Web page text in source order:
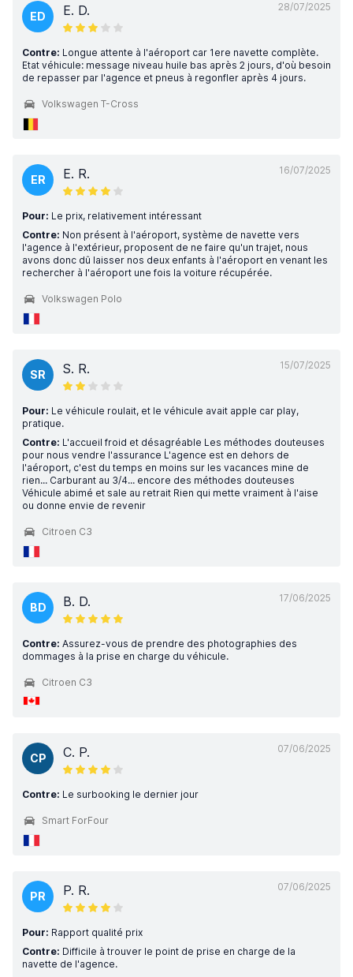
28/07/2025
ED E. D.
Contre: Longue attente à l'aéroport car 1ere navette complète.
Etat véhicule: message niveau huile bas après 2 jours, d'où besoin
de repasser par l'agence et pneus à regonfler après 4 jours.
Volkswagen T-Cross
16/07/2025
ER E. R.
Pour: Le prix, relativement intéressant
Contre: Non présent à l'aéroport, système de navette vers
l'agence à l'extérieur, proposent de ne faire qu'un trajet, nous
avons donc dû laisser nos deux enfants à l'aéroport en venant les
rechercher à l'aéroport une fois la voiture récupérée.
Volkswagen Polo
15/07/2025
SR S. R.
Pour: Le véhicule roulait, et le véhicule avait apple car play,
pratique.
Contre: L'accueil froid et désagréable Les méthodes douteuses
pour nous vendre l'assurance L'agence est en dehors de
l'aéroport, c'est du temps en moins sur les vacances mine de
rien... Carburant au 3/4... encore des méthodes douteuses
Véhicule abimé et sale au retrait Rien qui mette vraiment à l'aise
ou donne envie de revenir
Citroen C3
17/06/2025
BD B. D.
Contre: Assurez-vous de prendre des photographies des
dommages à la prise en charge du véhicule.
Citroen C3
07/06/2025
CP C. P.
Contre: Le surbooking le dernier jour
Smart ForFour
07/06/2025
PR P. R.
Pour: Rapport qualité prix
Contre: Difficile à trouver le point de prise en charge de la
navette de l'agence.